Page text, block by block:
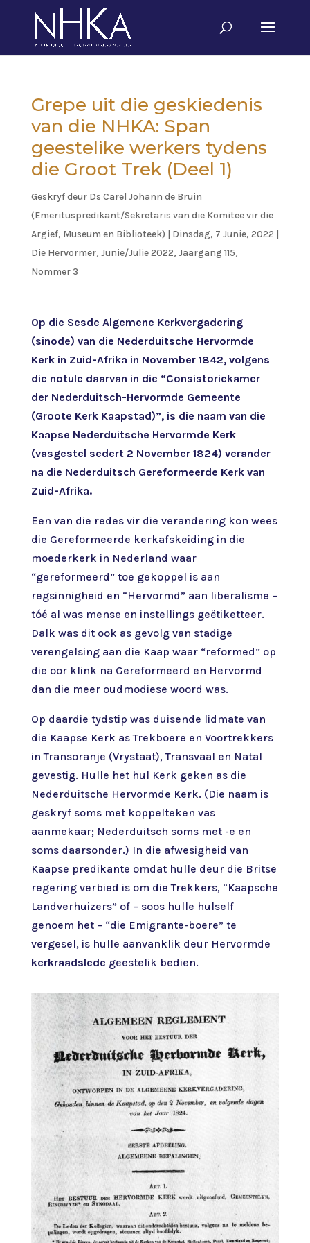
Grepe uit die geskiedenis
van die NHKA: Span
geestelike werkers tydens
die Groot Trek (Deel 1)
Geskryf deur Ds Carel Johann de Bruin
(Emerituspredikant/Sekretaris van die Komitee vir die
Argief, Museum en Biblioteek) | Dinsdag, 7 Junie, 2022 |
Die Hervormer, Junie/Julie 2022, Jaargang 115,
Nommer 3
Op die Sesde Algemene Kerkvergadering
(sinode) van die Nederduitsche Hervormde
Kerk in Zuid-Afrika in November 1842, volgens
die notule daarvan in die “Consistoriekamer
der Nederduitsch-Hervormde Gemeente
(Groote Kerk Kaapstad)”, is die naam van die
Kaapse Nederduitsche Hervormde Kerk
(vasgestel sedert 2 November 1824) verander
na die Nederduitsch Gereformeerde Kerk van
Zuid-Afrika.
Een van die redes vir die verandering kon wees
die Gereformeerde kerkafskeiding in die
moederkerk in Nederland waar
“gereformeerd” toe gekoppel is aan
regsinnigheid en “Hervormd” aan liberalisme –
tóé al was mense en instellings geëtiketteer.
Dalk was dit ook as gevolg van stadige
verengelsing aan die Kaap waar “reformed” op
die oor klink na Gereformeerd en Hervormd
dan die meer oudmodiese woord was.
Op daardie tydstip was duisende lidmate van
die Kaapse Kerk as Trekboere en Voortrekkers
in Transoranje (Vrystaat), Transvaal en Natal
gevestig. Hulle het hul Kerk geken as die
Nederduitsche Hervormde Kerk. (Die naam is
geskryf soms met koppelteken vas
aanmekaar; Nederduitsch soms met -e en
soms daarsonder.) In die afwesigheid van
Kaapse predikante omdat hulle deur die Britse
regering verbied is om die Trekkers, “Kaapsche
Landverhuizers” of – soos hulle hulself
genoem het – “die Emigrante-boere” te
vergesel, is hulle aanvanklik deur Hervormde
kerkraadslede geestelik bedien.